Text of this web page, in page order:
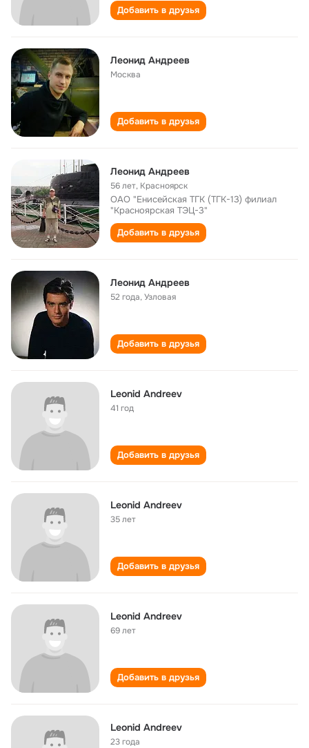
Добавить в друзья
Леонид Андреев
Москва
Добавить в друзья
Леонид Андреев
56 лет, Красноярск
ОАО "Енисейская ТГК (ТГК-13) филиал
"Красноярская ТЭЦ-3"
Добавить в друзья
Леонид Андреев
52 года,Узловая
Добавить в друзья
Leonid Andreev
41 год
Добавить в друзья
Leonid Andreev
35 лет
Добавить в друзья
Leonid Andreev
69 лет
Добавить в друзья
Leonid Andreev
23 года